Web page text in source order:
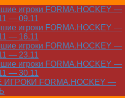
игроки FORMA.HOCKEY —
— 09.11
игроки FORMA.HOCKEY —
— 16.11
игроки FORMA.HOCKEY —
— 23.11
игроки FORMA.HOCKEY —
— 30.11
FORMA.HOCKEY —